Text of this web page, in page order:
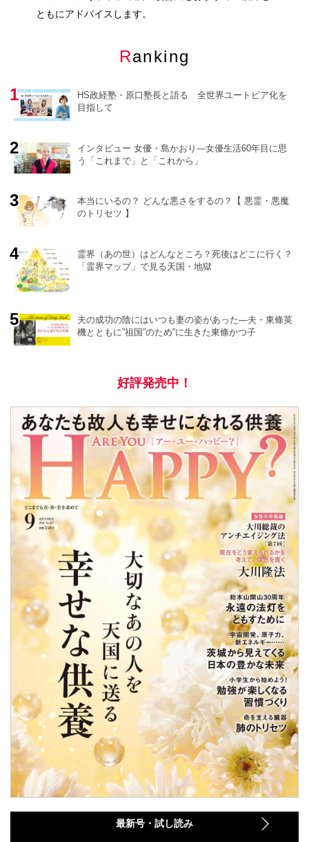
ともにアドバイスします。
Ranking
HS政経塾・原口塾長と語る 全世界ユートピア化を
目指して
インタビュー 女優・島かおり―女優生活60年目に思
う「これまで」と「これから」
本当にいるの？ どんな悪さをするの？【 悪霊・悪魔
のトリセツ 】
霊界（あの世）はどんなところ？死後はどこに行く？
「霊界マップ」で見る天国・地獄
夫の成功の陰にはいつも妻の姿があった―夫・東條英
機とともに”祖国”のため”に生きた東條かつ子
好評発売中！
最新号・試し読み